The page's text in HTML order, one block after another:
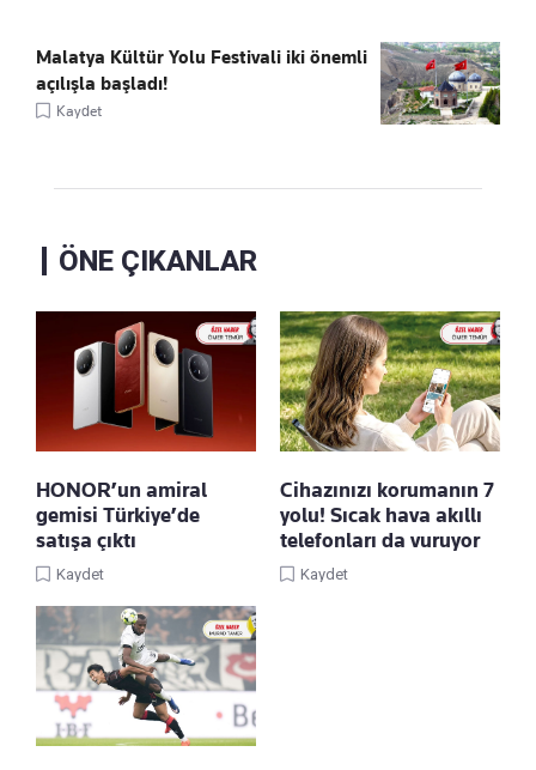
Malatya Kültür Yolu Festivali iki önemli
açılışla başladı!
Kaydet
ÖNE ÇIKANLAR
HONOR’un amiral
gemisi Türkiye’de
satışa çıktı
Kaydet
Cihazınızı korumanın 7
yolu! Sıcak hava akıllı
telefonları da vuruyor
Kaydet